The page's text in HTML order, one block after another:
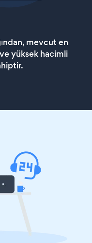
mevcut en
yüksek hacimli